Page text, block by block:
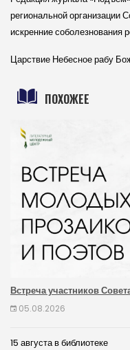
региональной организации
искренние соболезнования
Царствие Небесное рабу
ПОХОЖЕЕ
Встреча участников
05.08.2026
15 августа в библиотеке